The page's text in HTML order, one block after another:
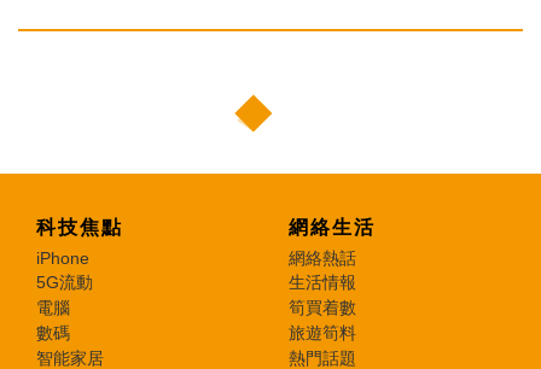
科技焦點
iPhone
5G流動
電腦
數碼
智能家居
網絡生活
網絡熱話
生活情報
筍買着數
旅遊筍料
熱門話題